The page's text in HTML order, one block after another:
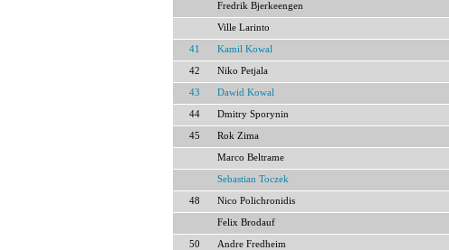
Fredrik Bjerkeengen
Ville Larinto
41 Kamil Kowal
42 Niko Petjala
43 Dawid Kowal
44 Dmitry Sporynin
45 Rok Zima
Marco Beltrame
Sebastian Toczek
48 Nico Polichronidis
Felix Brodauf
50 Andre Fredheim